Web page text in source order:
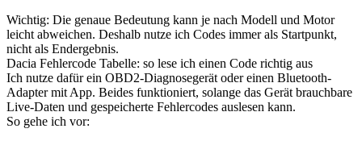
Wichtig: Die genaue Bedeutung kann je nach Modell und Motor
leicht abweichen. Deshalb nutze ich Codes immer als Startpunkt,
nicht als Endergebnis.
Dacia Fehlercode Tabelle: so lese ich einen Code richtig aus
Ich nutze dafür ein OBD2-Diagnosegerät oder einen Bluetooth-
Adapter mit App. Beides funktioniert, solange das Gerät brauchbare
Live-Daten und gespeicherte Fehlercodes auslesen kann.
So gehe ich vor: